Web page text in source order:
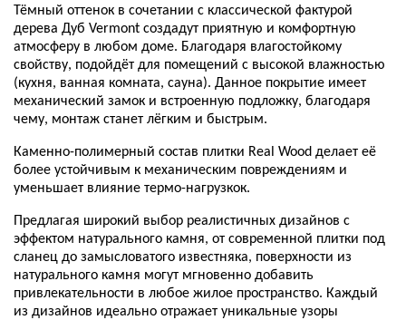
Тёмный оттенок в сочетании с классической фактурой
дерева Дуб Vermont создадут приятную и комфортную
атмосферу в любом доме. Благодаря влагостойкому
свойству, подойдёт для помещений с высокой влажностью
(кухня, ванная комната, сауна). Данное покрытие имеет
механический замок и встроенную подложку, благодаря
чему, монтаж станет лёгким и быстрым.
Каменно-полимерный состав плитки Real Wood делает её
более устойчивым к механическим повреждениям и
уменьшает влияние термо-нагрузкок.
Предлагая широкий выбор реалистичных дизайнов с
эффектом натурального камня, от современной плитки под
сланец до замысловатого известняка, поверхности из
натурального камня могут мгновенно добавить
привлекательности в любое жилое пространство. Каждый
из дизайнов идеально отражает уникальные узоры